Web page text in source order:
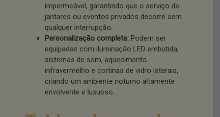
impermeável, garantindo que o serviço de
jantares ou eventos privados decorre sem
qualquer interrupção.
Personalização completa: Podem ser
equipadas com iluminação LED embutida,
sistemas de som, aquecimento
infravermelho e cortinas de vidro laterais,
criando um ambiente noturno altamente
envolvente e luxuoso.